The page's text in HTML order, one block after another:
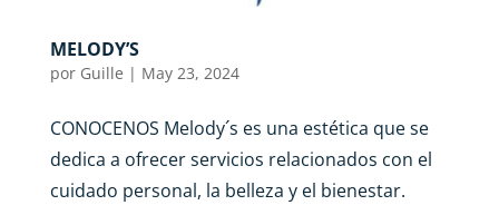
MELODY’S
por Guille | May 23, 2024
CONOCENOS Melody´s es una estética que se
dedica a ofrecer servicios relacionados con el
cuidado personal, la belleza y el bienestar.